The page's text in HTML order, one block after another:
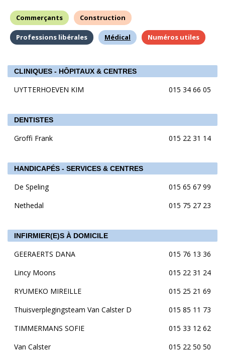
Commerçants Construction
Professions libérales Médical Numéros utiles
CLINIQUES - HÔPITAUX & CENTRES
UYTTERHOEVEN KIM 015 34 66 05
DENTISTES
Groffi Frank 015 22 31 14
HANDICAPÉS - SERVICES & CENTRES
De Speling
015 65 67 99
Nethedal
015 75 27 23
INFIRMIER(E)S À DOMICILE
GEERAERTS DANA
015 76 13 36
Lincy Moons
015 22 31 24
RYUMEKO MIREILLE
015 25 21 69
Thuisverplegingsteam Van Calster D
015 85 11 73
TIMMERMANS SOFIE
015 33 12 62
Van Calster
015 22 50 50